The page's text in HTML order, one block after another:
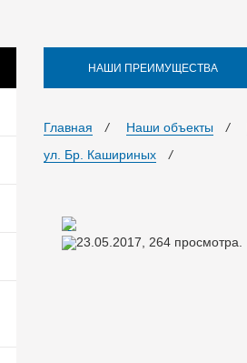
НАШИ ПРЕИМУЩЕСТВА
Главная / Наши объекты /
ул. Бр. Кашириных
/
23.05.2017, 264просмотра.